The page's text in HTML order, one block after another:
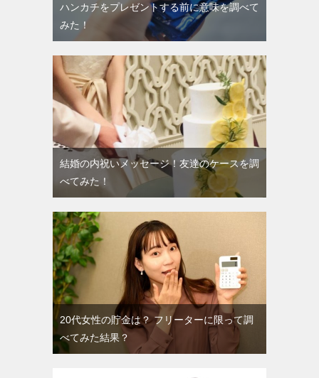
ハンカチをプレゼントする前に意味を調べて
みた！
結婚の内祝いメッセージ！友達のケースを調
べてみた！
20代女性の貯金は？ フリーターに限って調
べてみた結果？